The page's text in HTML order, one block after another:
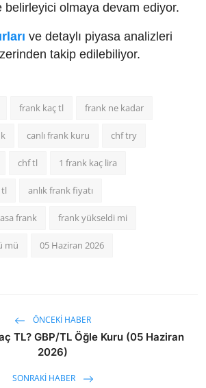
belirleyici olmaya devam ediyor.
ve detaylı piyasa analizleri
takip edilebiliyor.
frank kaç tl frank ne kadar
canlı frank kuru chf try
chf tl 1 frank kaç lira
anlık frank fiyatı
frank frank yükseldi mi
mü 05 Haziran 2026
ÖNCEKI HABER
TL? GBP/TL Öğle Kuru (05 Haziran
2026)
SONRAKI HABER